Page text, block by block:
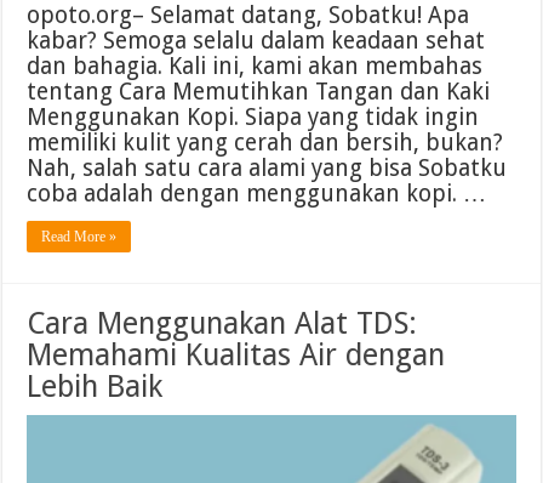
opoto.org– Selamat datang, Sobatku! Apa
kabar? Semoga selalu dalam keadaan sehat
dan bahagia. Kali ini, kami akan membahas
tentang Cara Memutihkan Tangan dan Kaki
Menggunakan Kopi. Siapa yang tidak ingin
memiliki kulit yang cerah dan bersih, bukan?
Nah, salah satu cara alami yang bisa Sobatku
coba adalah dengan menggunakan kopi. …
Read More »
Cara Menggunakan Alat TDS:
Memahami Kualitas Air dengan
Lebih Baik